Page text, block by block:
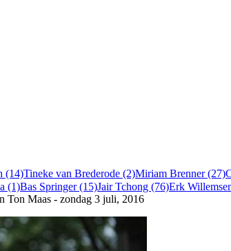
(14)Tineke van Brederode (2)Miriam Brenner (27)
(1)Bas Springer (15)Jair Tchong (76)Erk
Ton Maas - zondag 3 juli, 2016